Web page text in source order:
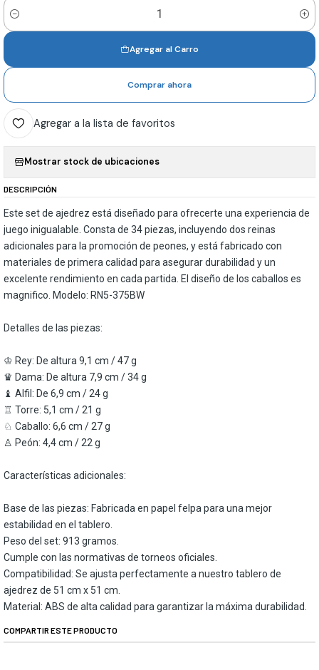
Cantidad
Agregar al Carro
Comprar ahora
Agregar a la lista de favoritos
Mostrar stock de ubicaciones
DESCRIPCIÓN
Este set de ajedrez está diseñado para ofrecerte una experiencia de
juego inigualable. Consta de 34 piezas, incluyendo dos reinas
adicionales para la promoción de peones, y está fabricado con
materiales de primera calidad para asegurar durabilidad y un
excelente rendimiento en cada partida. El diseño de los caballos es
magnifico. Modelo: RN5-375BW
Detalles de las piezas:
♔ Rey: De altura 9,1 cm / 47 g
♛ Dama: De altura 7,9 cm / 34 g
♝ Alfil: De 6,9 cm / 24 g
♖ Torre: 5,1 cm / 21 g
♘ Caballo: 6,6 cm / 27 g
♙ Peón: 4,4 cm / 22 g
Características adicionales:
Base de las piezas: Fabricada en papel felpa para una mejor
estabilidad en el tablero.
Peso del set: 913 gramos.
Cumple con las normativas de torneos oficiales.
Compatibilidad: Se ajusta perfectamente a nuestro tablero de
ajedrez de 51 cm x 51 cm.
Material: ABS de alta calidad para garantizar la máxima durabilidad.
COMPARTIR ESTE PRODUCTO